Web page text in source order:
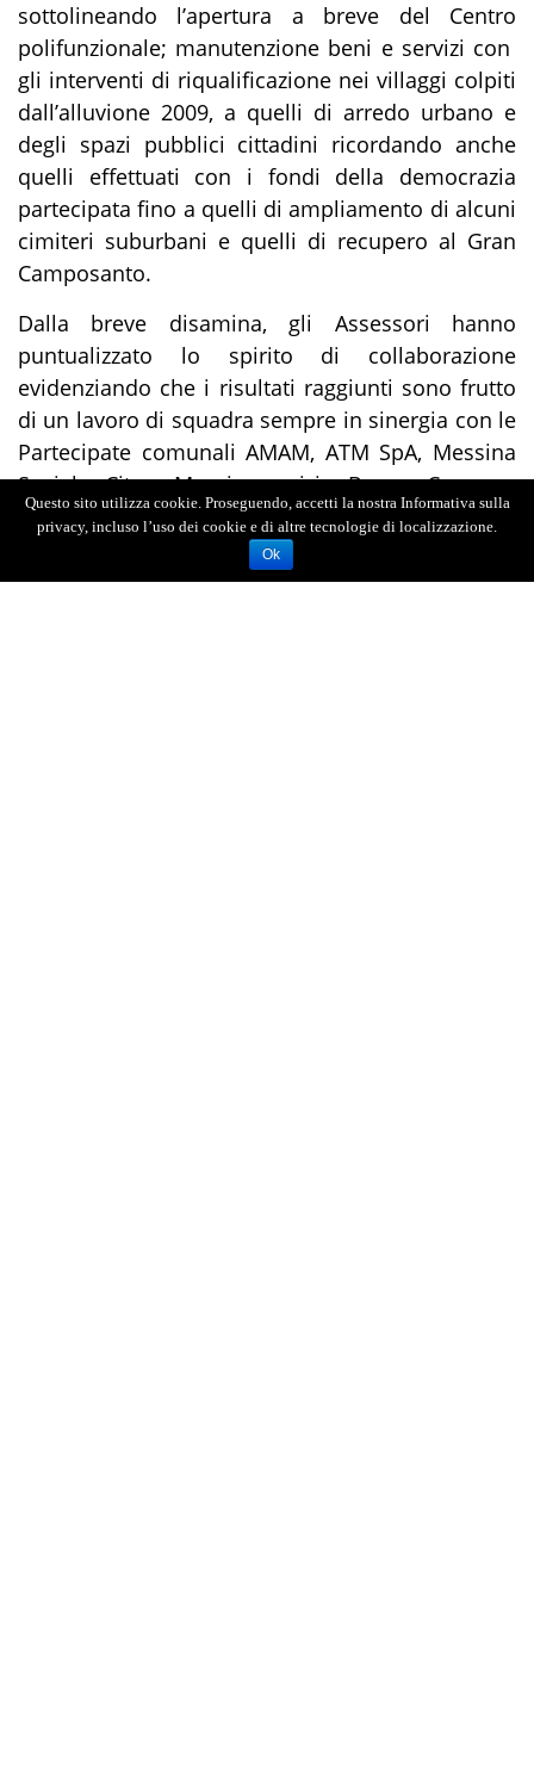
sottolineando l’apertura a breve del Centro
polifunzionale; manutenzione beni e servizi con
gli interventi di riqualificazione nei villaggi colpiti
dall’alluvione 2009, a quelli di arredo urbano e
degli spazi pubblici cittadini ricordando anche
quelli effettuati con i fondi della democrazia
partecipata fino a quelli di ampliamento di alcuni
cimiteri suburbani e quelli di recupero al Gran
Camposanto.
Dalla breve disamina, gli Assessori hanno
puntualizzato lo spirito di collaborazione
evidenziando che i risultati raggiunti sono frutto
di un lavoro di squadra sempre in sinergia con le
Partecipate comunali AMAM, ATM SpA, Messina
Social City, Messinaservizi Bene Comune,
Patrimonio Messina SpA e Aris.Mé, i cui rispettivi
Presidenti hanno preso brevemente la parola
sull’attività svolta.
Questo sito utilizza cookie. Proseguendo, accetti la nostra Informativa sulla
privacy, incluso l’uso dei cookie e di altre tecnologie di localizzazione.
Ok